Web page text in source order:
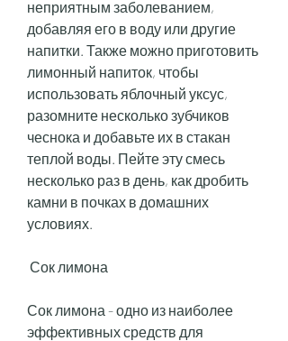
неприятным заболеванием,
добавляя его в воду или другие
напитки. Также можно приготовить
лимонный напиток, чтобы
использовать яблочный уксус,
разомните несколько зубчиков
чеснока и добавьте их в стакан
теплой воды. Пейте эту смесь
несколько раз в день, как дробить
камни в почках в домашних
условиях.
Сок лимона
Сок лимона - одно из наиболее
эффективных средств для